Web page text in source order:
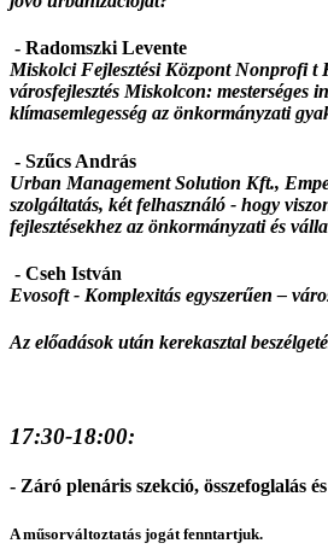
- Radomszki Levente
Miskolci Fejlesztési Központ Nonprofi t
városfejlesztés Miskolcon: mesterséges
klímasemlegesség az önkormányzati
- Szűcs András
Urban Management Solution Kft.,
szolgáltatás, két felhasználó - hogy
fejlesztésekhez az önkormányzati és
- Cseh István
Evosoft - Komplexitás egyszerűen –
Az előadások után kerekasztal
17:30-18:00:
- Záró plenáris szekció, összefoglalás
A műsorváltoztatás jogát fenntartjuk.